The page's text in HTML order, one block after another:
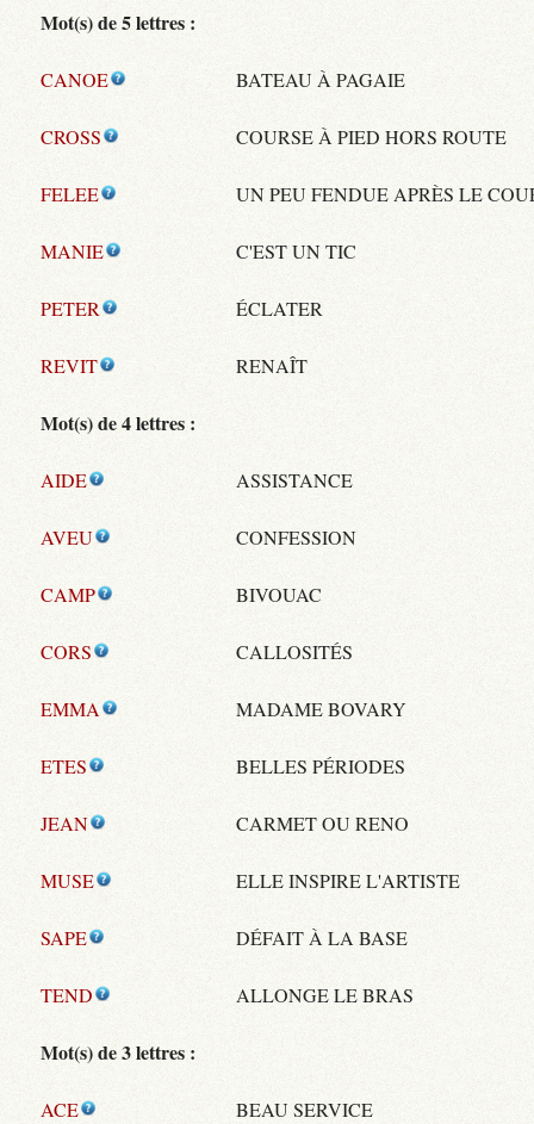
Mot(s) de 5 lettres :
CANOE BATEAU À PAGAIE
CROSS COURSE À PIED HORS ROUTE
FELEE UN PEU FENDUE APRÈS LE
MANIE C'EST UN TIC
PETER ÉCLATER
REVIT RENAÎT
Mot(s) de 4 lettres :
AIDE ASSISTANCE
AVEU CONFESSION
CAMP BIVOUAC
CORS CALLOSITÉS
EMMA MADAME BOVARY
ETES BELLES PÉRIODES
JEAN CARMET OU RENO
MUSE ELLE INSPIRE L'ARTISTE
SAPE DÉFAIT À LA BASE
TEND ALLONGE LE BRAS
Mot(s) de 3 lettres :
ACE BEAU SERVICE